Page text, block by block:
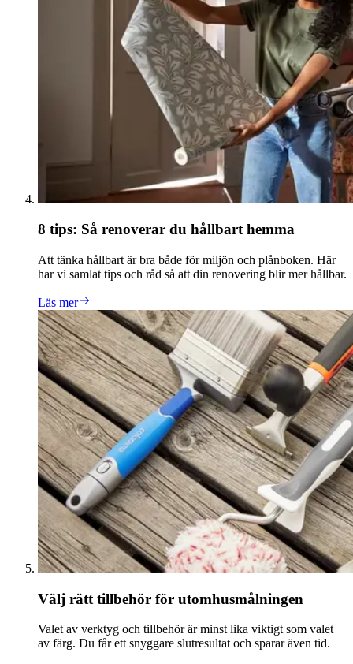
8 tips: Så renoverar du hållbart hemma
Att tänka hållbart är bra både för miljön och plånboken. Här
har vi samlat tips och råd så att din renovering blir mer hållbar.
Läs mer
Välj rätt tillbehör för utomhusmålningen
Valet av verktyg och tillbehör är minst lika viktigt som valet
av färg. Du får ett snyggare slutresultat och sparar även tid.